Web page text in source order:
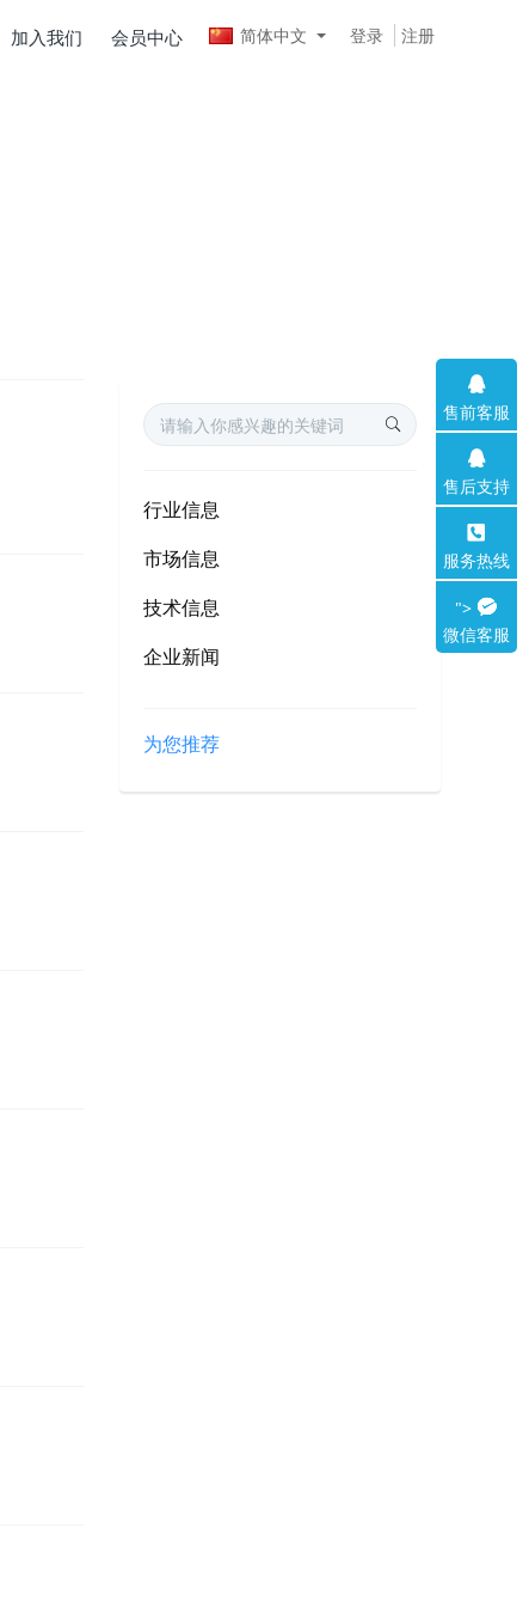
登录 注册
加入我们 会员中心 简体中文
行业信息
市场信息
技术信息
企业新闻
为您推荐
售前客服
售后支持
服务热线
">
微信客服